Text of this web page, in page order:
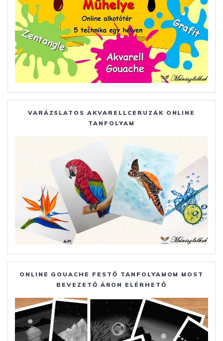
VARÁZSLATOS AKVARELLCERUZÁK ONLINE
TANFOLYAM
ONLINE GOUACHE FESTŐ TANFOLYAMOM MOST
BEVEZETŐ ÁRON ELÉRHETŐ